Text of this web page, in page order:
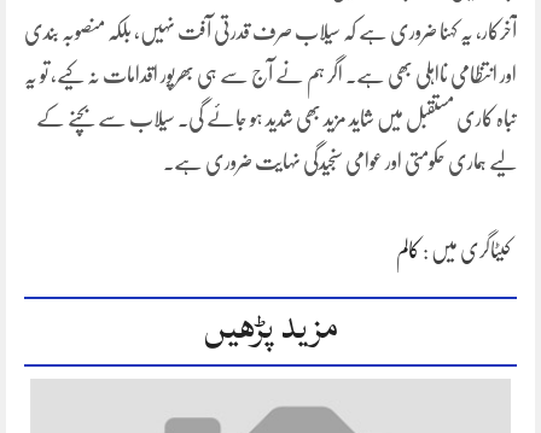
آخرکار، یہ کہنا ضروری ہے کہ سیلاب صرف قدرتی آفت نہیں، بلکہ منصوبہ بندی
اور انتظامی نااہلی بھی ہے۔ اگر ہم نے آج سے ہی بھرپور اقدامات نہ کیے، تو یہ
تباہ کاری مستقبل میں شاید مزید بھی شدید ہو جائے گی۔ سیلاب سے بچنے کے
لیے ہماری حکومتی اور عوامی سنجیدگی نہایت ضروری ہے۔
کیٹاگری میں : کالم
مزید پڑھیں